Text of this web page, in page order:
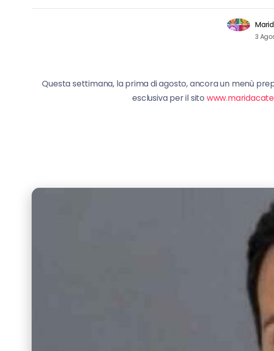
3
Questa settimana, la prima di agosto, ancora un menù
esclusiva per il sito